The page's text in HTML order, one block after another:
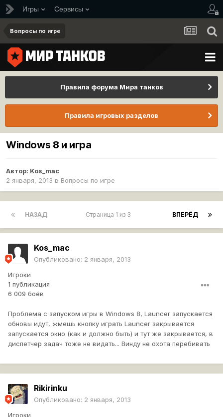
Игры Сервисы
Вопросы по игре
Правила форума Мира танков
Правила игровых разделов
Windows 8 и игра
Автор: Kos_mac
2 января, 2013 в Вопросы по игре
НАЗАД ВПЕРЁД
Страница 1 из 3
Kos_mac
Опубликовано: 2 января, 2013
Игроки
1 публикация
6 009 боёв
Проблема с запуском игры в Windows 8, Launcer запускается
обновы идут, жмешь кнопку играть Launcer закрывается
запускается окно (как и должно быть) и тут же закрывается, в
диспетчер задач тоже не видать... Винду не охота перебивать
Rikirinku
Опубликовано: 2 января, 2013
Игроки